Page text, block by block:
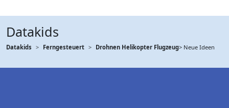
Datakids
Datakids Ferngesteuert Drohnen Helikopter Flugzeug> Neue Ideen